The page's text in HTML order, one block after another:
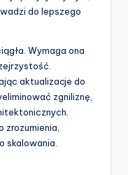
do lepszego
Wymaga ona
aktualizacje do
zgniliznę,
skalowania.